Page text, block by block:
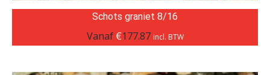
Schots graniet 8/16
Vanaf €177.87 incl. BTW